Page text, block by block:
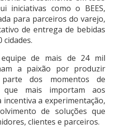
iniciativas como o BEES,
para parceiros do varejo,
de entrega de bebidas
cidades.
de mais de 24 mil
a paixão por produzir
dos momentos de
que mais importam aos
a experimentação,
de soluções que
clientes e parceiros.